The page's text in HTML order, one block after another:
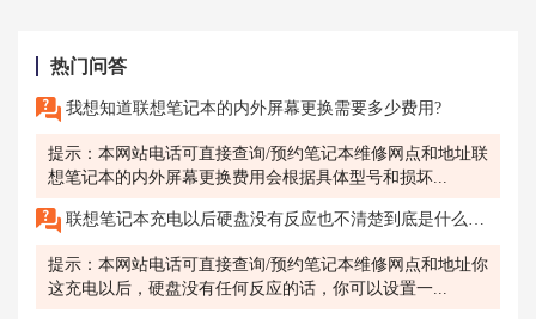
热门问答
我想知道联想笔记本的内外屏幕更换需要多少费用?
提示：本网站电话可直接查询/预约笔记本维修网点和地址联
想笔记本的内外屏幕更换费用会根据具体型号和损坏...
联想笔记本充电以后硬盘没有反应也不清楚到底是什么地方出现问题了，想去青岛维修售后修复一下，有人知道联想怎样预约维修？
提示：本网站电话可直接查询/预约笔记本维修网点和地址你
这充电以后，硬盘没有任何反应的话，你可以设置一...